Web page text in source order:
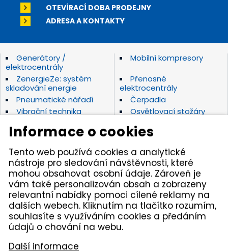
OTEVÍRACÍ DOBA PRODEJNY
ADRESA A KONTAKTY
Generátory /
elektrocentrály
Mobilní kompresory
ZenergieZe: systém
skladování energie
Přenosné
elektrocentrály
Pneumatické nářadí
Čerpadla
Vibrační technika
Osvětlovací stožáry
Elektrické nářadí Makita
Diamantové nástroje
Hydraulické nářadí
Motorová kladiva
Závěsná hydraulická
kladiva
Zahradní technika
Akumulátorové stroje
Značky
Kámen Brno, spol. s r.o. – spolehlivý partner pro
opravdové řemeslníky. Zajišťujeme autorizovaný servis
pracovních strojů i nářadí, a provozujeme půjčovnu
nářadí v Tišnově. Specializujeme se na prodej nářadí
značek Permon, Atlas Copco, Husqvarna, Makita, NTC,
a zahradní techniky Dolmar aj. Dodáváme kamenivo
Informace o cookies
Tento web používá cookies a analytické
nástroje pro sledování návštěvnosti, které
mohou obsahovat osobní údaje. Zároveň je
vám také personalizován obsah a zobrazeny
relevantní nabídky pomoci cílené reklamy na
dalších webech. Kliknutím na tlačítko rozumím,
souhlasíte s využíváním cookies a předáním
údajů o chování na webu.
Další informace